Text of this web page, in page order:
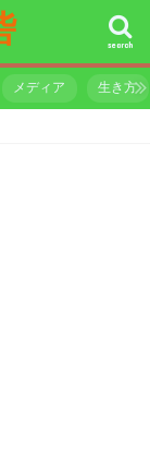
search
メディア 生き方